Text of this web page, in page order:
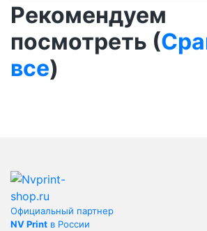
Рекомендуем
посмотреть (
все)
Официальный партнер
NV Print в России